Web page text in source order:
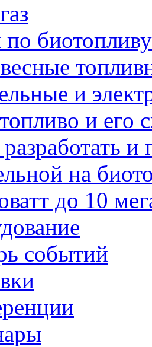
биотопливу
и
и его
на
до 10
событий